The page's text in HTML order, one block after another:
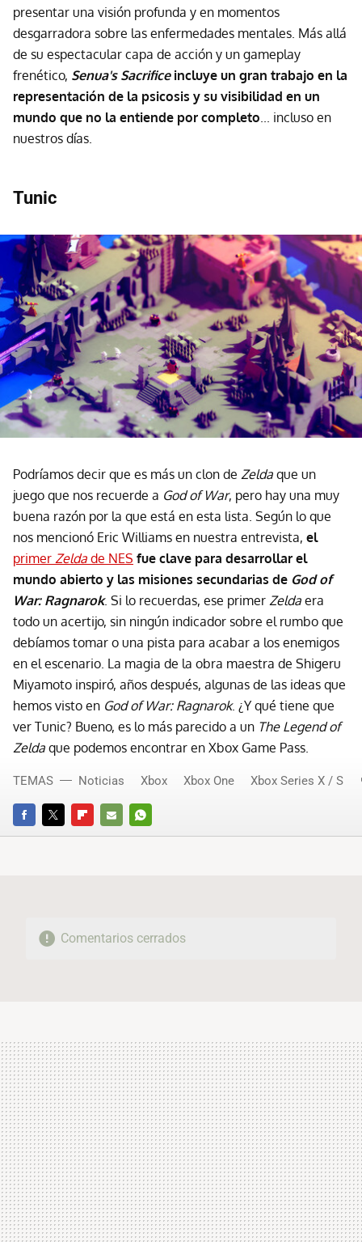
presentar una visión profunda y en momentos
desgarradora sobre las enfermedades mentales. Más allá
de su espectacular capa de acción y un gameplay
frenético, Senua's Sacrificeincluye un gran trabajo en la
representación de la psicosis y su visibilidad en un
mundo que no la entiende por completo ... incluso en
nuestros días.
Tunic
Podríamos decir que es más un clon de Zelda que un
juego que nos recuerde a God of War, pero hay una muy
buena razón por la que está en esta lista. Según lo que
nos mencionó Eric Williams en nuestra entrevista, el
primer Zelda de NES fue clave para desarrollar el
mundo abierto y las misiones secundarias de God of
War: Ragnarok. Si lo recuerdas, ese primer Zelda era
todo un acertijo, sin ningún indicador sobre el rumbo que
debíamos tomar o una pista para acabar a los enemigos
en el escenario. La magia de la obra maestra de Shigeru
Miyamoto inspiró, años después, algunas de las ideas que
hemos visto en God of War: Ragnarok. ¿Y qué tiene que
ver Tunic? Bueno, es lo más parecido a un The Legend of
Zelda que podemos encontrar en Xbox Game Pass.
FACEBOOKTWITTERFLIPBOARD
E-
WHATSAPP
TEMAS Noticias Xbox Xbox One Xbox Series X / S
Comentarios cerrados